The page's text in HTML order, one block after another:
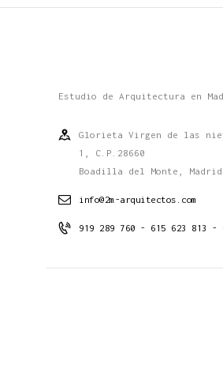
Estudio de Arquitectura en
Glorieta Virgen de las
1, C.P.28660
Boadilla del Monte, Madrid
info@2m-arquitectos.com
919 289 760 - 615 623 813 -